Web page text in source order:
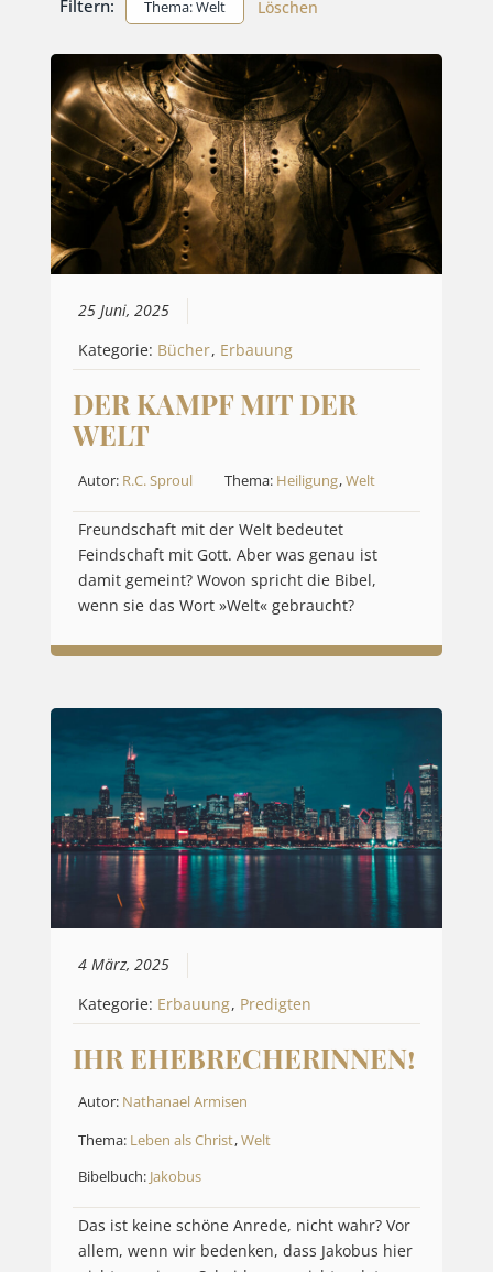
Filtern: Thema: Welt Löschen
25 Juni, 2025
Kategorie: Bücher, Erbauung
DER KAMPF MIT DER
WELT
Autor: R.C. Sproul Thema: Heiligung,Welt
Freundschaft mit der Welt bedeutet
Feindschaft mit Gott. Aber was genau ist
damit gemeint? Wovon spricht die Bibel,
wenn sie das Wort »Welt« gebraucht?
4 März, 2025
Kategorie: Erbauung, Predigten
IHR EHEBRECHERINNEN!
Autor: Nathanael Armisen
Thema: Leben als Christ,Welt
Bibelbuch: Jakobus
Das ist keine schöne Anrede, nicht wahr? Vor
allem, wenn wir bedenken, dass Jakobus hier